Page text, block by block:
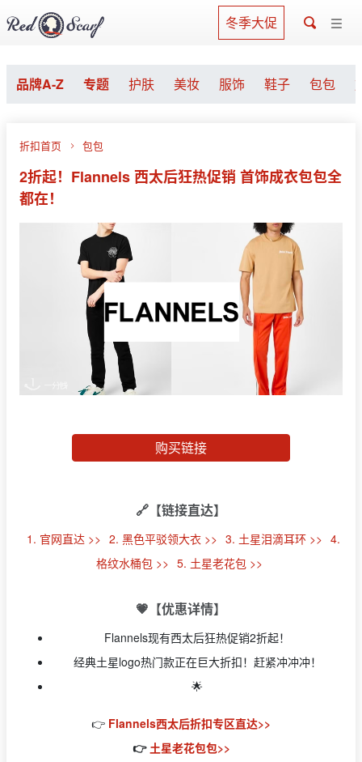
冬季大促
品牌A-Z 专题 护肤 美妆 服饰 鞋子 包包
折扣首页 包包
2折起！Flannels 西太后狂热促销 首饰成衣包包全
都在！
购买链接
🔗【链接直达】
1. 官网直达 >> 2. 黑色平驳领大衣 >> 3. 土星泪滴耳环 >> 4.
格纹水桶包 >> 5. 土星老花包 >>
💗【优惠详情】
Flannels现有西太后狂热促销2折起！
经典土星logo热门款正在巨大折扣！赶紧冲冲冲！
🌟
👉 Flannels西太后折扣专区直达>>
👉 土星老花包包>>